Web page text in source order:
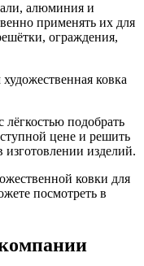
алюминия и
применять их для
ограждения,
ковка
подобрать
цене и решить
изготовлении изделий.
ковки для
посмотреть в